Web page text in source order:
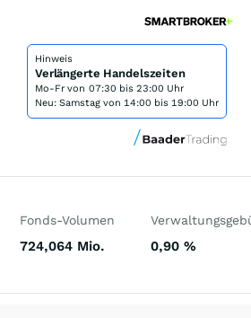
Hinweis
Verlängerte Handelszeiten
Mo-Fr von 07:30 bis 23:00 Uhr
Neu: Samstag von 14:00 bis 19:00 Uhr
Fonds-Volumen
724,064 Mio. 0,90 %